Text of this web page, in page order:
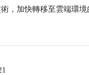
，加快轉移至雲端環境